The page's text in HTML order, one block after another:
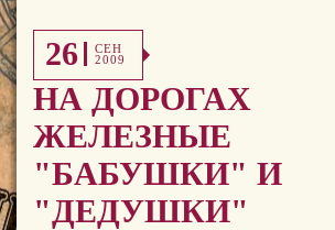
26
СЕН
2009
НА ДОРОГАХ
ЖЕЛЕЗНЫЕ
"БАБУШКИ" И
"ДЕДУШКИ"